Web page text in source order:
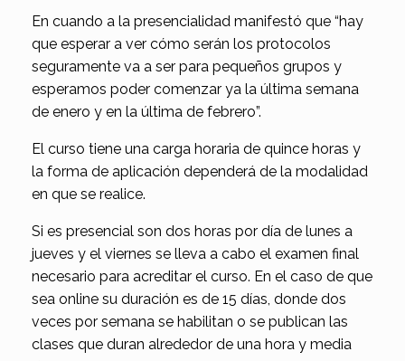
En cuando a la presencialidad manifestó que “hay
que esperar a ver cómo serán los protocolos
seguramente va a ser para pequeños grupos y
esperamos poder comenzar ya la última semana
de enero y en la última de febrero”.
El curso tiene una carga horaria de quince horas y
la forma de aplicación dependerá de la modalidad
en que se realice.
Si es presencial son dos horas por día de lunes a
jueves y el viernes se lleva a cabo el examen final
necesario para acreditar el curso. En el caso de que
sea online su duración es de 15 días, donde dos
veces por semana se habilitan o se publican las
clases que duran alrededor de una hora y media